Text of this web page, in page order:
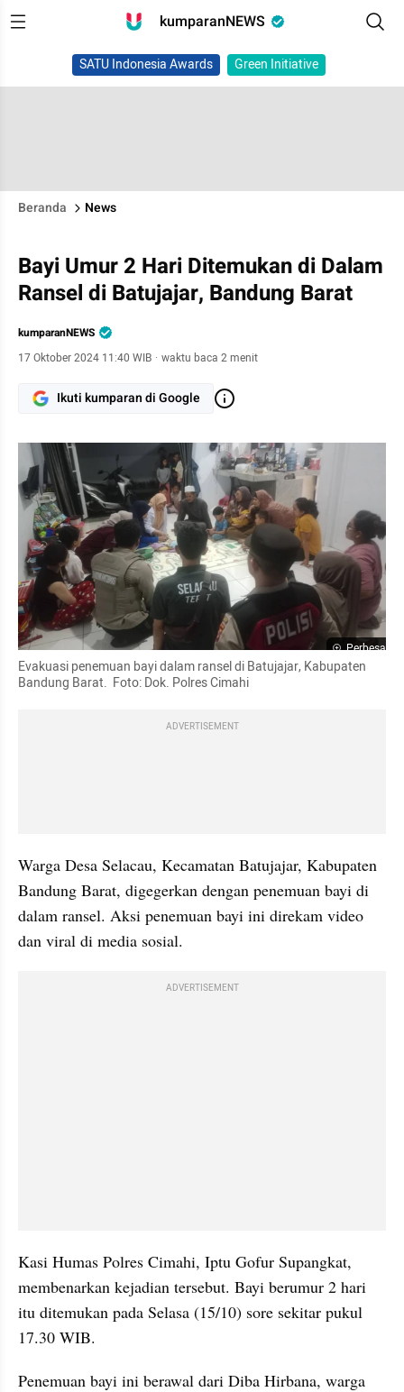
kumparanNEWS
SATU Indonesia Awards Green Initiative
Beranda News
Bayi Umur 2 Hari Ditemukan di Dalam
Ransel di Batujajar, Bandung Barat
kumparanNEWS
17 Oktober 2024 11:40 WIB · waktu baca 2 menit
Ikuti kumparan di Google
Perbesar
Evakuasi penemuan bayi dalam ransel di Batujajar, Kabupaten
Bandung Barat.  Foto: Dok. Polres Cimahi
ADVERTISEMENT
Warga Desa Selacau, Kecamatan Batujajar, Kabupaten
Bandung Barat, digegerkan dengan penemuan bayi di
dalam ransel. Aksi penemuan bayi ini direkam video
dan viral di media sosial.
ADVERTISEMENT
Kasi Humas Polres Cimahi, Iptu Gofur Supangkat,
membenarkan kejadian tersebut. Bayi berumur 2 hari
itu ditemukan pada Selasa (15/10) sore sekitar pukul
17.30 WIB.
Penemuan bayi ini berawal dari Diba Hirbana, warga